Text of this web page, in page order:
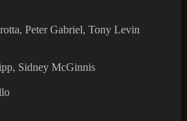
Peter Gabriel, Tony Levin
Sidney McGinnis